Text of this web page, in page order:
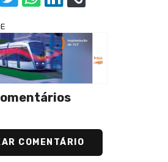
COMENTÁRIO